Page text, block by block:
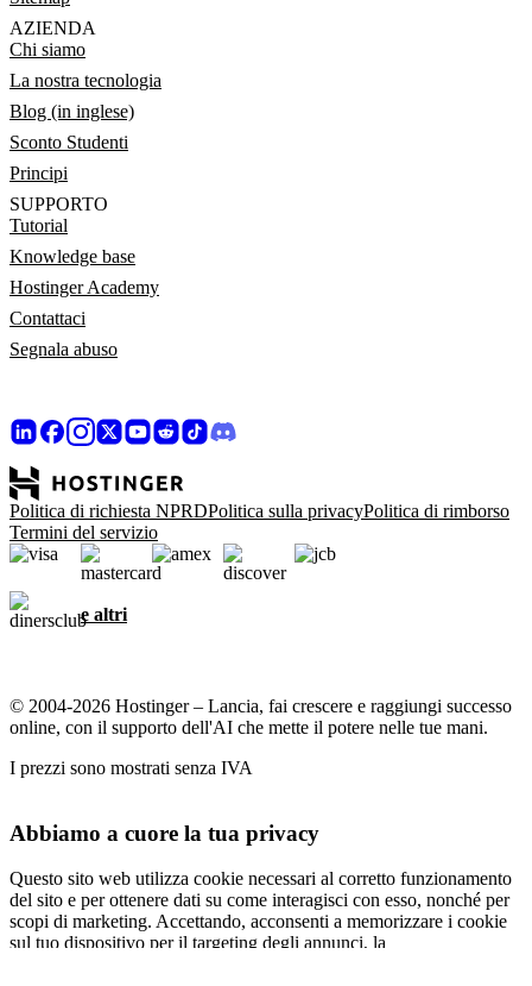
AZIENDA
Chi siamo
La nostra tecnologia
Blog (in inglese)
Sconto Studenti
Principi
SUPPORTO
Tutorial
Knowledge base
Hostinger Academy
Contattaci
Segnala abuso
Politica di richiesta NPRDPolitica sulla privacyPolitica di rimborso
Termini del servizio
e altri
© 2004-2026 Hostinger – Lancia, fai crescere e raggiungi successo
online, con il supporto dell'AI che mette il potere nelle tue mani.
I prezzi sono mostrati senza IVA
Abbiamo a cuore la tua privacy
Questo sito web utilizza cookie necessari al corretto funzionamento
del sito e per ottenere dati su come interagisci con esso, nonché per
scopi di marketing. Accettando, acconsenti a memorizzare i cookie
sul tuo dispositivo per il targeting degli annunci, la